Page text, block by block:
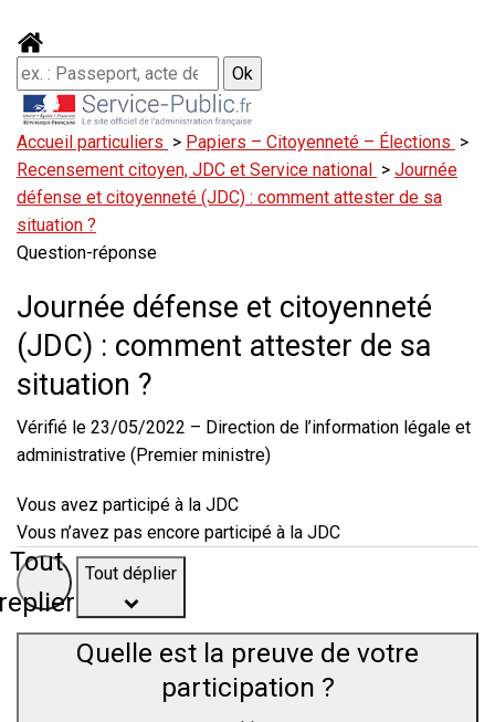
Accueil particuliers > Papiers – Citoyenneté – Élections >
Recensement citoyen, JDC et Service national
> Journée
défense et citoyenneté (JDC) : comment attester de sa
situation ?
Question-réponse
Journée défense et citoyenneté
(JDC) : comment attester de sa
situation ?
Vérifié le 23/05/2022 – Direction de l’information légale et
administrative (Premier ministre)
Vous avez participé à la JDC
Vous n’avez pas encore participé à la JDC
Tout
Tout déplier
Quelle est la preuve de votre
participation ?